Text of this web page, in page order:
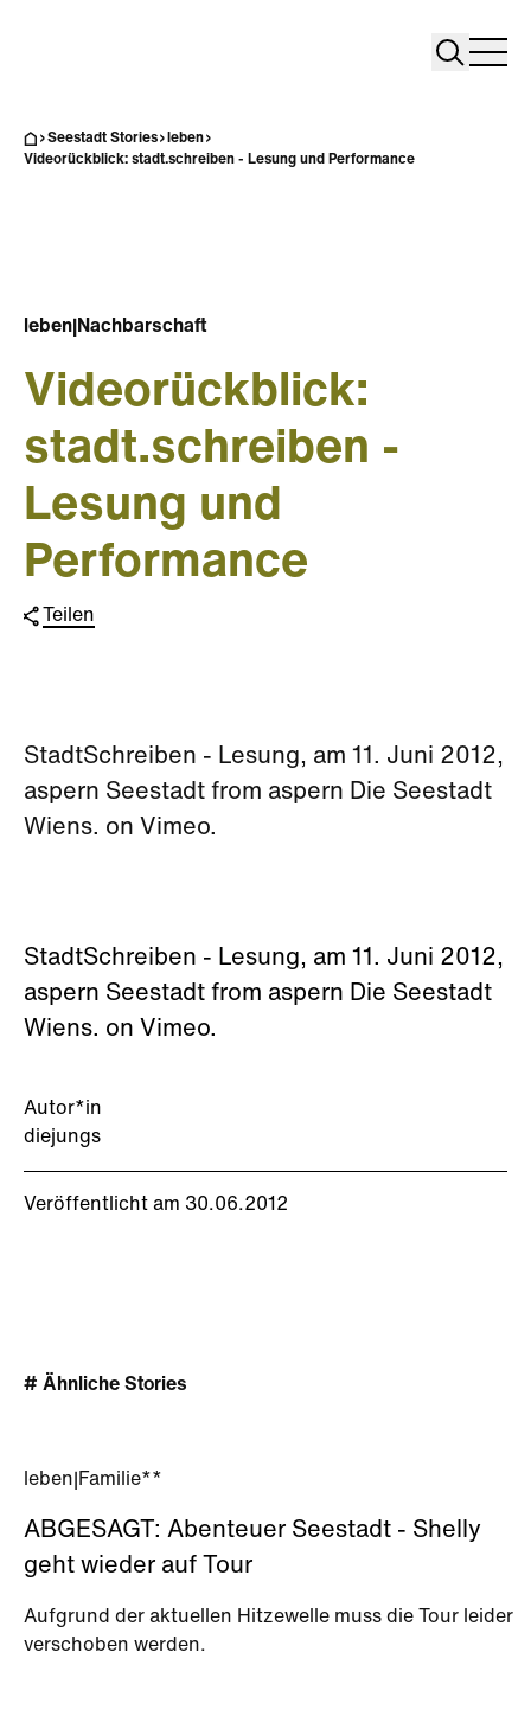
Search
Seestadt Stories
leben
Videorückblick: stadt.schreiben - Lesung und Performance
Autor*in
diejungs
Veröffentlicht am 30.06.2012
leben Nachbarschaft
Videorückblick:
stadt.schreiben -
Lesung und
Performance
Teilen
StadtSchreiben - Lesung, am 11. Juni 2012,
aspern Seestadt from aspern Die Seestadt
Wiens. on Vimeo.
StadtSchreiben - Lesung, am 11. Juni 2012,
aspern Seestadt from aspern Die Seestadt
Wiens. on Vimeo.
# Ähnliche Stories
leben Familie**
ABGESAGT: Abenteuer Seestadt - Shelly
geht wieder auf Tour
Aufgrund der aktuellen Hitzewelle muss die Tour leider
verschoben werden.